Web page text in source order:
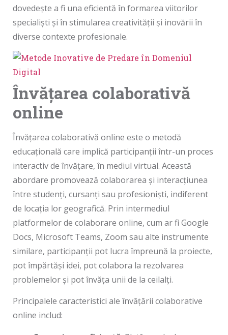
dovedește a fi una eficientă în formarea viitorilor
specialiști și în stimularea creativității și inovării în
diverse contexte profesionale.
Învățarea colaborativă
online
Învățarea colaborativă online este o metodă
educațională care implică participanții într-un proces
interactiv de învățare, în mediul virtual. Această
abordare promovează colaborarea și interacțiunea
între studenți, cursanți sau profesioniști, indiferent
de locația lor geografică. Prin intermediul
platformelor de colaborare online, cum ar fi Google
Docs, Microsoft Teams, Zoom sau alte instrumente
similare, participanții pot lucra împreună la proiecte,
pot împărtăși idei, pot colabora la rezolvarea
problemelor și pot învăța unii de la ceilalți.
Principalele caracteristici ale învățării colaborative
online includ: